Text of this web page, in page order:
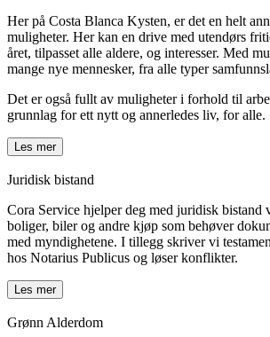
Her på Costa Blanca Kysten, er det en helt
muligheter. Her kan en drive med utendørs
året, tilpasset alle aldere, og interesser. Med
mange nye mennesker, fra alle typer
Det er også fullt av muligheter i forhold til
grunnlag for ett nytt og annerledes liv, for alle.
Les mer
Juridisk bistand
Cora Service hjelper deg med juridisk bistand
boliger, biler og andre kjøp som behøver
med myndighetene. I tillegg skriver vi
hos Notarius Publicus og løser konflikter.
Les mer
Grønn Alderdom